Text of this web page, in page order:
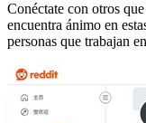
Conéctate con otros
encuentra ánimo en
personas que trabajan